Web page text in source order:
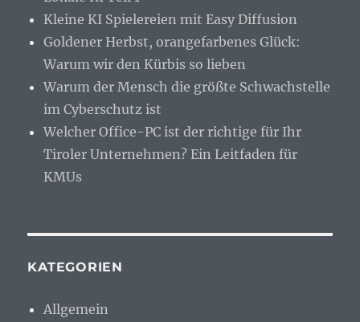
Kleine KI Spielereien mit Easy Diffusion
Goldener Herbst, orangefarbenes Glück:
Warum wir den Kürbis so lieben
Warum der Mensch die größte Schwachstelle
im Cyberschutz ist
Welcher Office-PC ist der richtige für Ihr
Tiroler Unternehmen? Ein Leitfaden für
KMUs
KATEGORIEN
Allgemein